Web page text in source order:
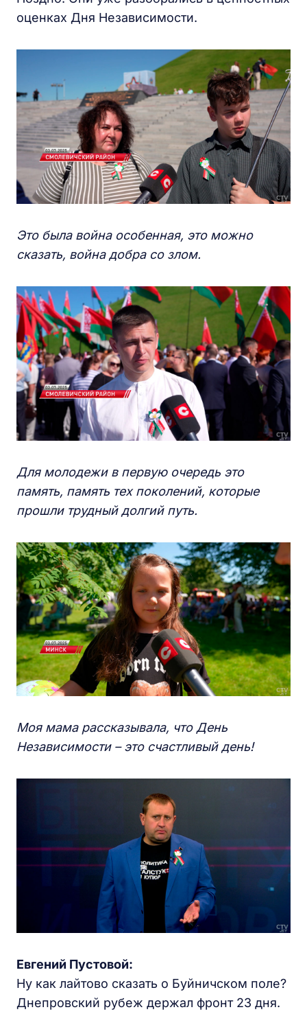
оценках Дня Независимости.
Это была война особенная, это можно
сказать, война добра со злом.
Для молодежи в первую очередь это
память, память тех поколений, которые
прошли трудный долгий путь.
Моя мама рассказывала, что День
Независимости – это счастливый день!
Евгений Пустовой:
Ну как лайтово сказать о Буйничском поле?
Днепровский рубеж держал фронт 23 дня.